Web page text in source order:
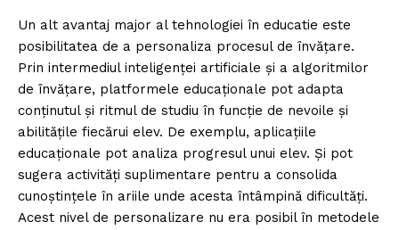
Un alt avantaj major al tehnologiei în educatie este
posibilitatea de a personaliza procesul de învățare.
Prin intermediul inteligenței artificiale și a algoritmilor
de învățare, platformele educaționale pot adapta
conținutul și ritmul de studiu în funcție de nevoile și
abilitățile fiecărui elev. De exemplu, aplicațiile
educaționale pot analiza progresul unui elev. Și pot
sugera activități suplimentare pentru a consolida
cunoștințele în ariile unde acesta întâmpină dificultăți.
Acest nivel de personalizare nu era posibil în metodele